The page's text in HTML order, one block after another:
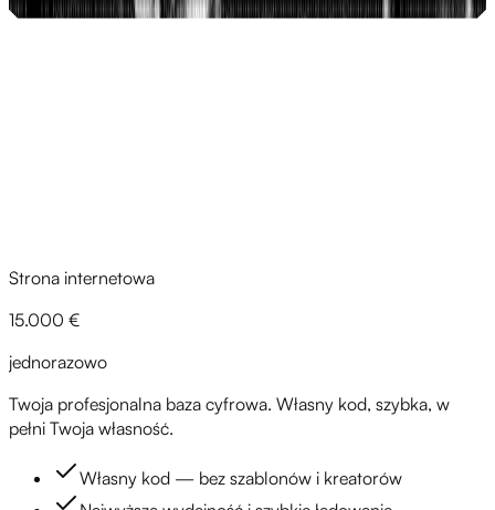
pierwszych 14 dniach po uruchomieniu i które zadania
Zobacz case study
Strona internetowa
15.000 €
jednorazowo
Twoja profesjonalna baza cyfrowa. Własny kod, szybka, w
pełni Twoja własność.
Własny kod — bez szablonów i kreatorów